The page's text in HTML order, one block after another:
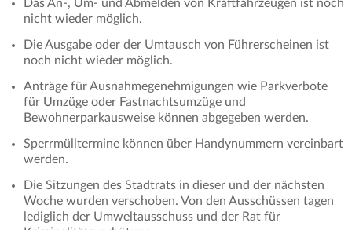
Das An-, Um- und Abmelden von Kraftfahrzeugen ist noch
nicht wieder möglich.
Die Ausgabe oder der Umtausch von Führerscheinen ist
noch nicht wieder möglich.
Anträge für Ausnahmegenehmigungen wie Parkverbote
für Umzüge oder Fastnachtsumzüge und
Bewohnerparkausweise können abgegeben werden.
Sperrmülltermine können über Handynummern vereinbart
werden.
Die Sitzungen des Stadtrats in dieser und der nächsten
Woche wurden verschoben. Von den Ausschüssen tagen
lediglich der Umweltausschuss und der Rat für